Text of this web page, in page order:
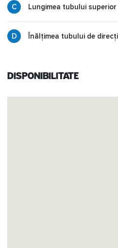
Lungimea tubului superior
Înălțimea tubului de
Disponibilitate